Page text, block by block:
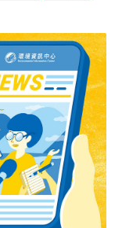
有關陽澄湖大閘
檢的「水中仙」
署上周抽檢陽澄
告知抽檢結果合